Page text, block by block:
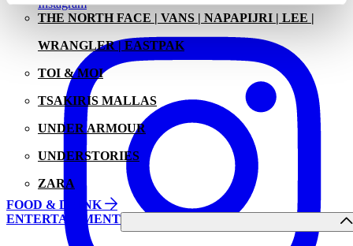
THE NORTH FACE | VANS | NAPAPIJRI | LEE |
WRANGLER | EASTPAK
TOI & MOI
TSAKIRIS MALLAS
UNDER ARMOUR
UNDERSTORIES
ZARA
FOOD & DRINK
ENTERTAINMENT
Instagram